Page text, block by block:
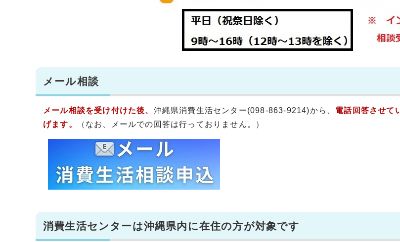
メール相談
メール相談を受け付けた後、 沖縄県消費生活センター(098-863-9214)から、 電話回答させて
げます。
（なお、メールでの回答は行っておりません。）
消費生活センターは沖縄県内に在住の方が対象です